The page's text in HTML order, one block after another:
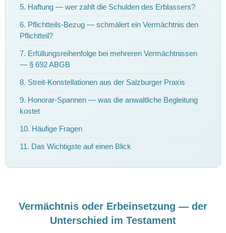
5. Haftung — wer zahlt die Schulden des Erblassers?
6. Pflichtteils-Bezug — schmälert ein Vermächtnis den
Pflichtteil?
7. Erfüllungsreihenfolge bei mehreren Vermächtnissen
— § 692 ABGB
8. Streit-Konstellationen aus der Salzburger Praxis
9. Honorar-Spannen — was die anwaltliche Begleitung
kostet
10. Häufige Fragen
11. Das Wichtigste auf einen Blick
Vermächtnis oder Erbeinsetzung — der
Unterschied im Testament